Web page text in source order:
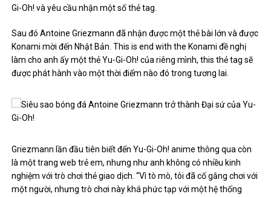
Gi-Oh! và yêu cầu nhận một số thẻ tag.
Sau đó Antoine Griezmann đã nhận được một thẻ bài lớn và được
Konami mời đến Nhật Bản. This is end with the Konami đề nghị
làm cho anh ấy một thẻ Yu-Gi-Oh! của riêng mình, this thẻ tag sẽ
được phát hành vào một thời điểm nào đó trong tương lai.
Griezmann lần đầu tiên biết đến Yu-Gi-Oh! anime thông qua còn
là một trang web trẻ em, nhưng như anh không có nhiều kinh
nghiệm với trò chơi thẻ giao dịch. “Vì tò mò, tôi đã cố gắng chơi với
một người, nhưng trò chơi này khá phức tạp với một hệ thống